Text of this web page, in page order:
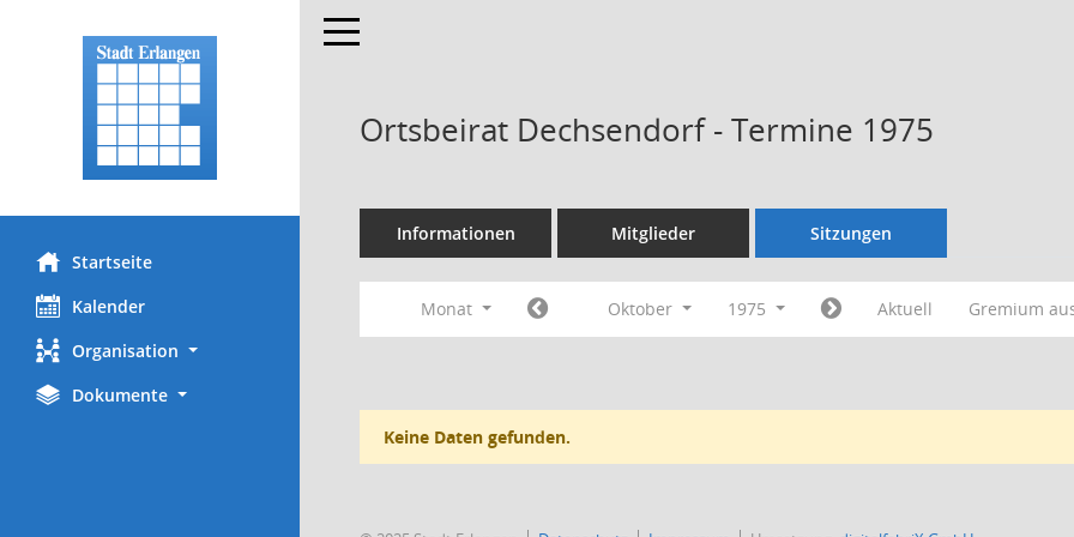
Startseite
Kalender
Organisation
Dokumente
Toggle navigation
Ortsbeirat Dechsendorf - Termine 1975
Informationen Mitglieder Sitzungen
Monat Oktober 1975 Aktuell Gremium
Keine Daten gefunden.